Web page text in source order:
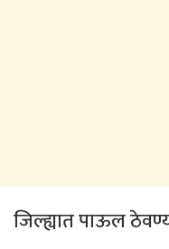
जिल्ह्यात पाऊल